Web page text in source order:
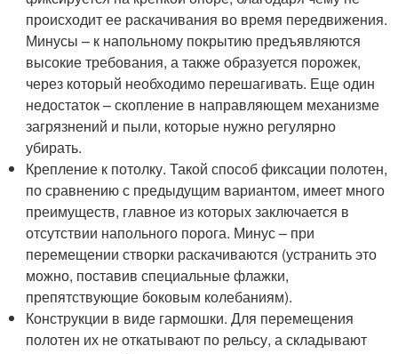
происходит ее раскачивания во время передвижения.
Минусы – к напольному покрытию предъявляются
высокие требования, а также образуется порожек,
через который необходимо перешагивать. Еще один
недостаток – скопление в направляющем механизме
загрязнений и пыли, которые нужно регулярно
убирать.
Крепление к потолку. Такой способ фиксации полотен,
по сравнению с предыдущим вариантом, имеет много
преимуществ, главное из которых заключается в
отсутствии напольного порога. Минус – при
перемещении створки раскачиваются (устранить это
можно, поставив специальные флажки,
препятствующие боковым колебаниям).
Конструкции в виде гармошки. Для перемещения
полотен их не откатывают по рельсу, а складывают